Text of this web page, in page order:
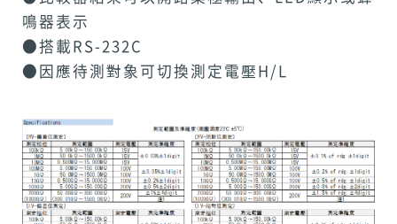
鳴器表示
●搭載RS-232C
●因應待測對象可切換測定電壓H/L